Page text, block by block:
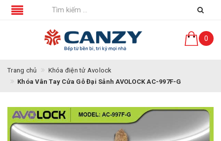
0
Trang chủ
Khóa điện tử Avolock
Khóa Vân Tay Cửa Gỗ Đại Sảnh AVOLOCK AC-997F-G